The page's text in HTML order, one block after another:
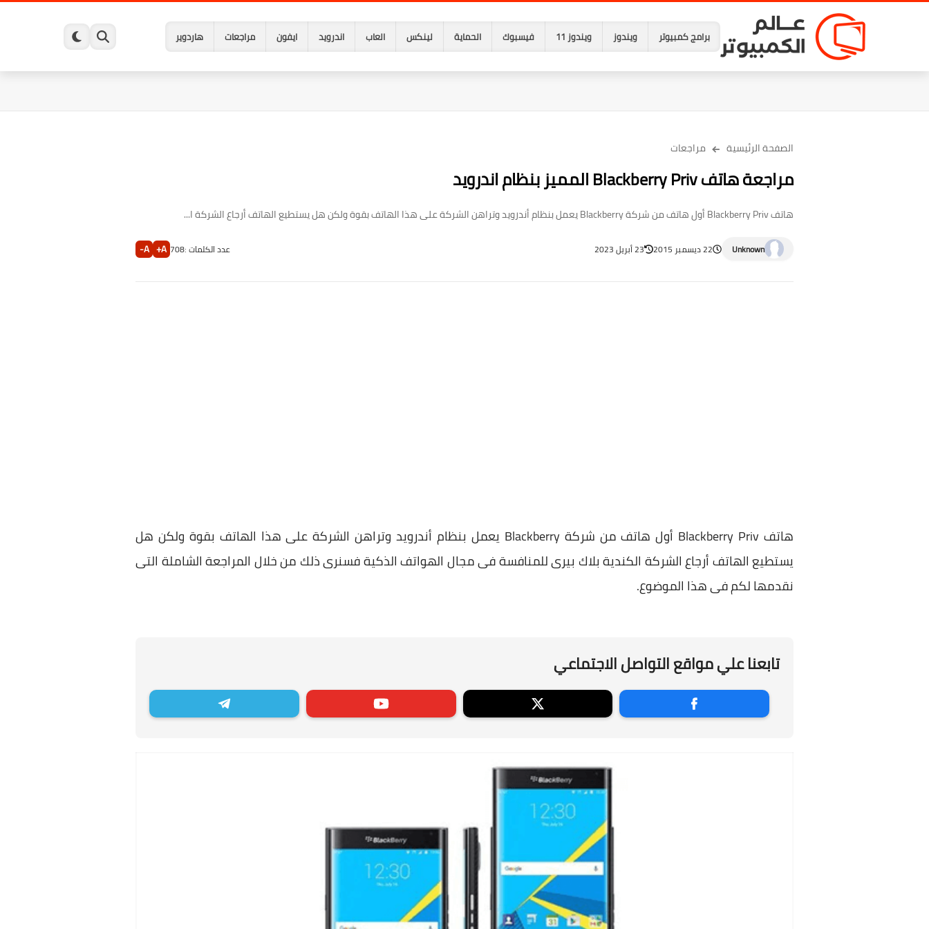
برامج كمبيوتر ويندوز ويندوز 11 فيسبوك الحماية لينكس العاب اندرويد ايفون مراجعات هاردوير
الصفحة الرئيسية مراجعات
مراجعة هاتف Blackberry Priv المميز بنظام اندرويد
هاتف Blackberry Priv أول هاتف من شركة Blackberry يعمل بنظام أندرويد وتراهن الشركة على هذا الهاتف بقوة ولكن هل يستطيع الهاتف أرجاع الشركة ا...
Unknown 22 ديسمبر 2015 23 أبريل 2023 عدد الكلمات :708
A+
A-
هاتف Blackberry Priv أول هاتف من شركة Blackberry يعمل بنظام أندرويد وتراهن الشركة على هذا الهاتف بقوة ولكن هل
يستطيع الهاتف أرجاع الشركة الكندية بلاك بيرى للمنافسة فى مجال الهواتف الذكية فسنرى ذلك من خلال المراجعة الشاملة التى
نقدمها لكم فى هذا الموضوع.
تابعنا علي مواقع التواصل الاجتماعي